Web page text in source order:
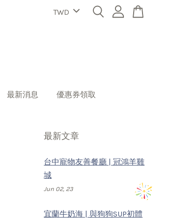
最新消息 優惠券領取
最新文章
台中寵物友善餐廳 | 冠鴻羊雞
城
Jun 02, 23
宜蘭牛奶海 | 與狗狗SUP初體